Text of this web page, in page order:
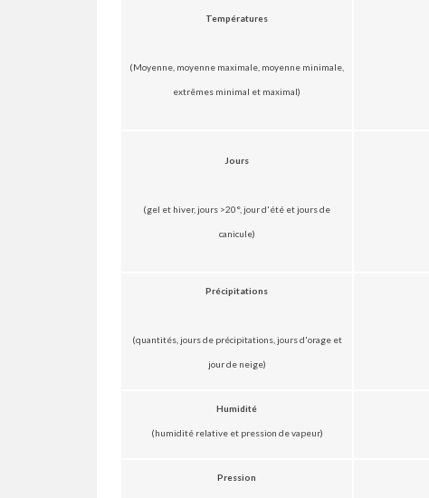
Températures
(Moyenne, moyenne maximale, moyenne minimale,
extrêmes minimal et maximal)
Jours
(gel et hiver, jours >20°, jour d'été et jours de
canicule)
Précipitations
(quantités, jours de précipitations, jours d'orage et
jour de neige)
Humidité
(humidité relative et pression de vapeur)
Pression